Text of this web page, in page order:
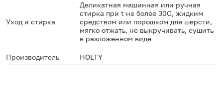
Уход и стирка
Деликатная машинная или ручная
стирка при t не более 30С, жидким
средством или порошком для шерсти,
мягко отжать, не выкручивать, сушить
в разложенном виде
Производитель HOLTY